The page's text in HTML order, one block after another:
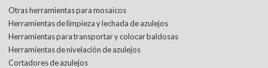
Otras herramientas para mosaicos
Herramientas de limpieza y lechada de azulejos
Herramientas para transportar y colocar baldosas
Herramientas de nivelación de azulejos
Cortadores de azulejos